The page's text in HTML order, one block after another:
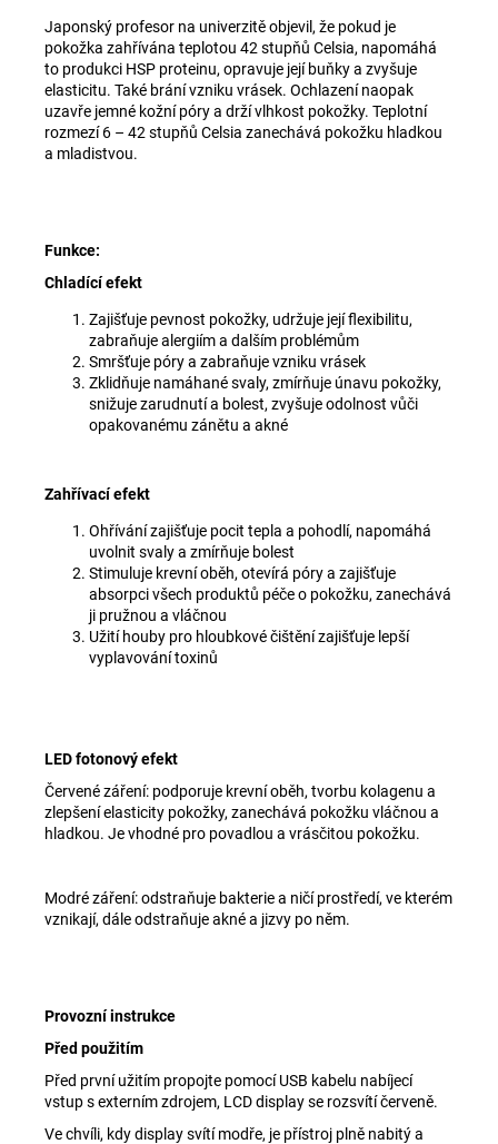
Japonský profesor na univerzitě objevil, že pokud je
pokožka zahřívána teplotou 42 stupňů Celsia, napomáhá
to produkci HSP proteinu, opravuje její buňky a zvyšuje
elasticitu. Také brání vzniku vrásek. Ochlazení naopak
uzavře jemné kožní póry a drží vlhkost pokožky. Teplotní
rozmezí 6 – 42 stupňů Celsia zanechává pokožku hladkou
a mladistvou.
Funkce:
Chladící efekt
Zajišťuje pevnost pokožky, udržuje její flexibilitu,
zabraňuje alergiím a dalším problémům
Smršťuje póry a zabraňuje vzniku vrásek
Zklidňuje namáhané svaly, zmírňuje únavu pokožky,
snižuje zarudnutí a bolest, zvyšuje odolnost vůči
opakovanému zánětu a akné
Zahřívací efekt
Ohřívání zajišťuje pocit tepla a pohodlí, napomáhá
uvolnit svaly a zmírňuje bolest
Stimuluje krevní oběh, otevírá póry a zajišťuje
absorpci všech produktů péče o pokožku, zanechává
ji pružnou a vláčnou
Užití houby pro hloubkové čištění zajišťuje lepší
vyplavování toxinů
LED fotonový efekt
Červené záření: podporuje krevní oběh, tvorbu kolagenu a
zlepšení elasticity pokožky, zanechává pokožku vláčnou a
hladkou. Je vhodné pro povadlou a vrásčitou pokožku.
Modré záření: odstraňuje bakterie a ničí prostředí, ve kterém
vznikají, dále odstraňuje akné a jizvy po něm.
Provozní instrukce
Před použitím
Před první užitím propojte pomocí USB kabelu nabíjecí
vstup s externím zdrojem, LCD display se rozsvítí červeně.
Ve chvíli, kdy display svítí modře, je přístroj plně nabitý a